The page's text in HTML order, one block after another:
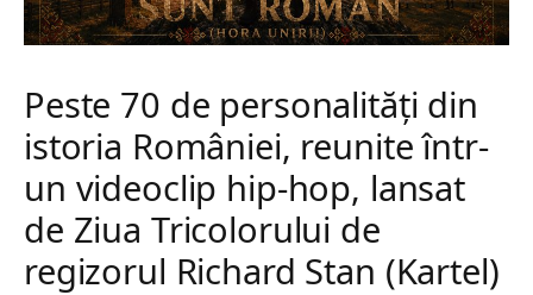
Peste 70 de personalități din
istoria României, reunite într-
un videoclip hip-hop, lansat
de Ziua Tricolorului de
regizorul Richard Stan (Kartel)